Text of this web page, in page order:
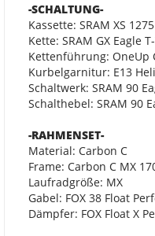
-SCHALTUNG-
Kassette: SRAM XS
Kette: SRAM GX Eagle
Kettenführung: OneUp
Kurbelgarnitur: E13
Schaltwerk: SRAM 90
Schalthebel: SRAM 90
-RAHMENSET-
Material: Carbon C
Frame: Carbon C MX
Laufradgröße: MX
Gabel: FOX 38 Float
Dämpfer: FOX Float X